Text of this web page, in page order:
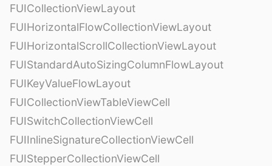
FUICollectionViewLayout
FUIHorizontalFlowCollectionViewLayout
FUIHorizontalScrollCollectionViewLayout
FUIStandardAutoSizingColumnFlowLayout
FUIKeyValueFlowLayout
FUICollectionViewTableViewCell
FUISwitchCollectionViewCell
FUIInlineSignatureCollectionViewCell
FUIStepperCollectionViewCell